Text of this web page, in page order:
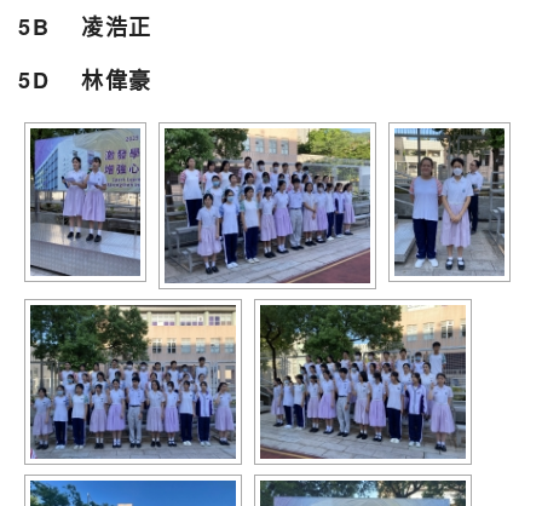
5B 凌浩正
5D 林偉豪